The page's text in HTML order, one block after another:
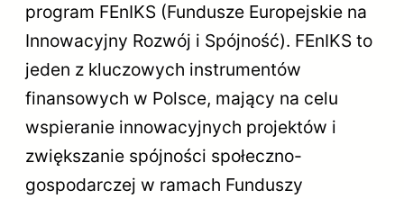
program FEnIKS (Fundusze Europejskie na
Innowacyjny Rozwój i Spójność). FEnIKS to
jeden z kluczowych instrumentów
finansowych w Polsce, mający na celu
wspieranie innowacyjnych projektów i
zwiększanie spójności społeczno-
gospodarczej w ramach Funduszy